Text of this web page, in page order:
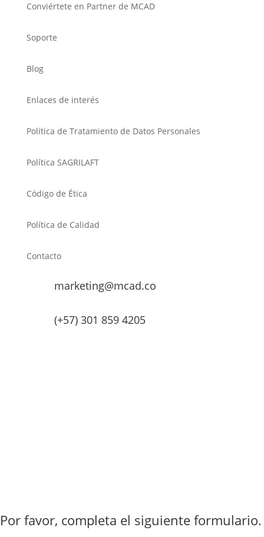
Conviértete en Partner de MCAD
Soporte
Blog
Enlaces de interés
Política de Tratamiento de Datos Personales
Política SAGRILAFT
Código de Ética
Política de Calidad
Contacto
marketing@mcad.co
(+57) 301 859 4205
Por favor, completa el siguiente formulario.